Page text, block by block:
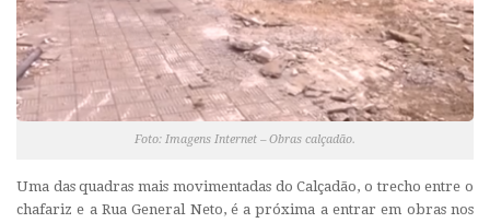
Foto: Imagens Internet – Obras calçadão.
Uma das quadras mais movimentadas do Calçadão, o trecho entre o
chafariz e a Rua General Neto, é a próxima a entrar em obras nos